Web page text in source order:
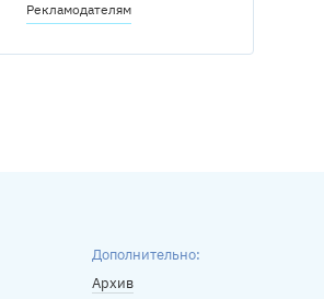
Рекламодателям
Дополнительно:
Архив